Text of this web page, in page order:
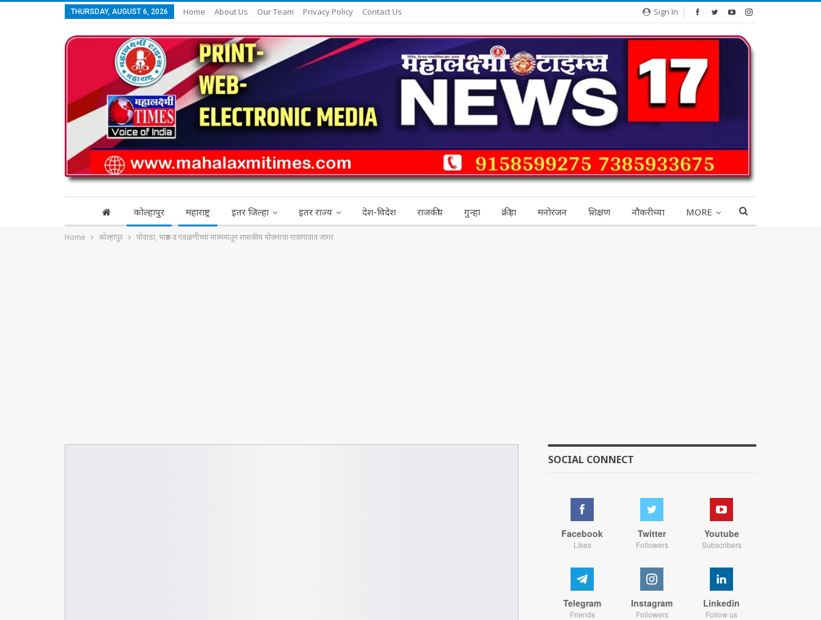
Sign In
THURSDAY, AUGUST 6, 2026 Home About Us Our Team Privacy Policy Contact Us
कोल्हापुर महाराष्ट्र इतर जिल्हा इतर राज्य देश-विदेश राजकीय गुन्हा क्रीड़ा मनोरंजन शिक्षण नौकरीच्या MORE
Home कोल्हापुर पोवाडा, भारूड व गवळणीच्या माध्यमातून शासकीय योजनांचा गावागावात जागर
SOCIAL CONNECT
Facebook
Likes
Twitter
Followers
Youtube
Subscribers
Telegram
Friends
Instagram
Followers
Linkedin
Follow us